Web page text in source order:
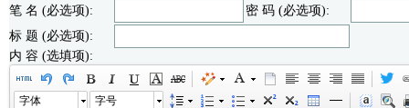
笔 名 (必选项):
密 码 (必选项):
标 题 (必选项):
内 容 (选填项):
字体 字号